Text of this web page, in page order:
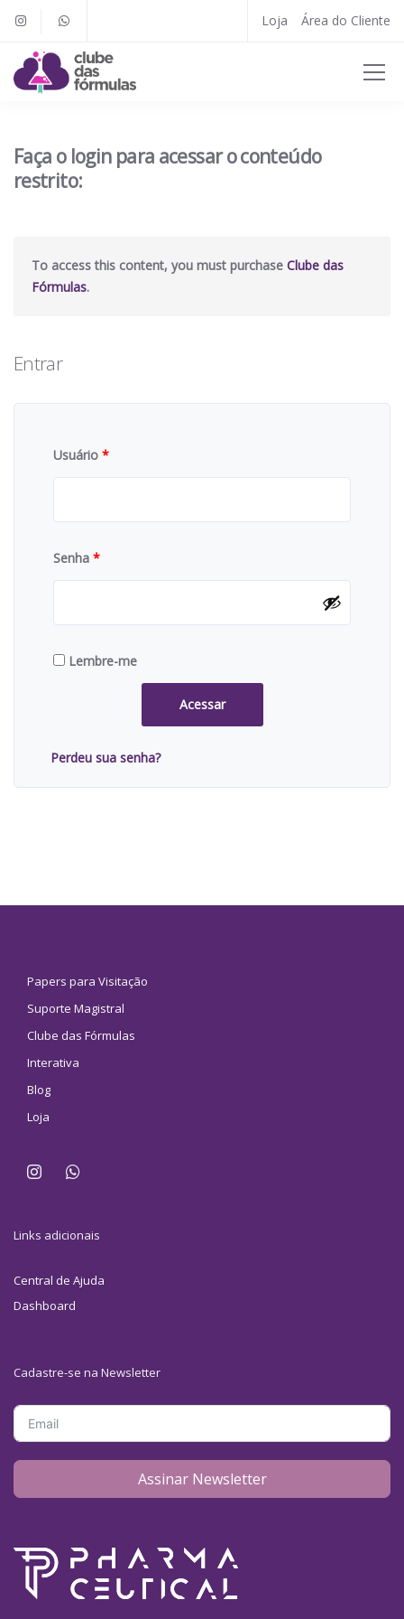
Loja Área do Cliente
Faça o login para acessar o conteúdo
restrito:
To access this content, you must purchase Clube das
Fórmulas.
Entrar
Usuário *
Senha *
Lembre-me
Acessar
Perdeu sua senha?
Papers para Visitação
Suporte Magistral
Clube das Fórmulas
Interativa
Blog
Loja
Links adicionais
Central de Ajuda
Dashboard
Cadastre-se na Newsletter
Assinar Newsletter